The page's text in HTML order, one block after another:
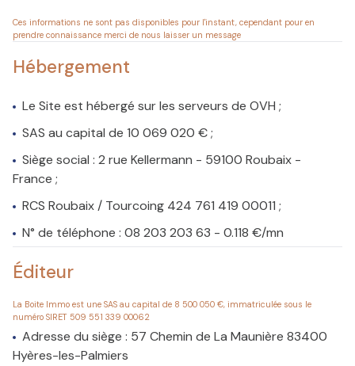
Ces informations ne sont pas disponibles pour l'instant, cependant pour en
prendre connaissance merci de nous laisser un message
Hébergement
Le Site est hébergé sur les serveurs de OVH ;
SAS au capital de 10 069 020 € ;
Siège social : 2 rue Kellermann - 59100 Roubaix -
France ;
RCS Roubaix / Tourcoing 424 761 419 00011 ;
N° de téléphone : 08 203 203 63 - 0.118 €/mn
Éditeur
La Boite Immo est une SAS au capital de 8 500 050 €, immatriculée sous le
numéro SIRET 509 551 339 00062
Adresse du siège : 57 Chemin de La Maunière 83400
Hyères-les-Palmiers